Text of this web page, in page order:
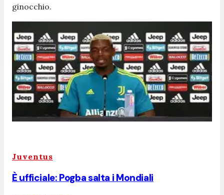
ginocchio.
Juventus
È ufficiale: Pogba salta i Mondiali